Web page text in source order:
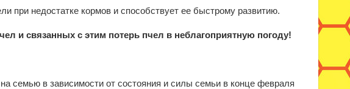
при недостатке кормов и способствует ее быстрому развитию.
и связанных с этим потерь пчел в неблагоприятную погоду!
семью в зависимости от состояния и силы семьи в конце февраля